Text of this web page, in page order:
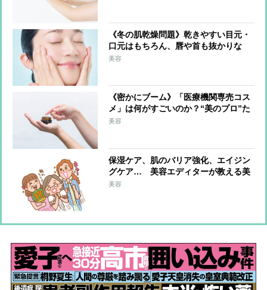
《冬の肌乾燥問題》乾きやすい目元・
口元はもちろん、唇や首も抜かりな
く！ブースターを活用、ドラッグスト
美容
《密かにブーム》「医療機関専売コス
メ」は何がすごいのか？“美のプロ”た
ちが選んだ逸品とその理由
美容
保湿ケア、肌のバリア強化、エイジン
グケア… 美容エディターが教える美
肌にマストな「美容成分」は？
美容